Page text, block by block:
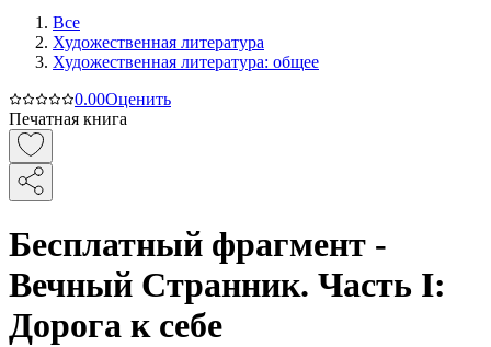
Все
Художественная литература
Художественная литература: общее
0.00Оценить
Печатная книга
Бесплатный фрагмент -
Вечный Странник. Часть I:
Дорога к себе